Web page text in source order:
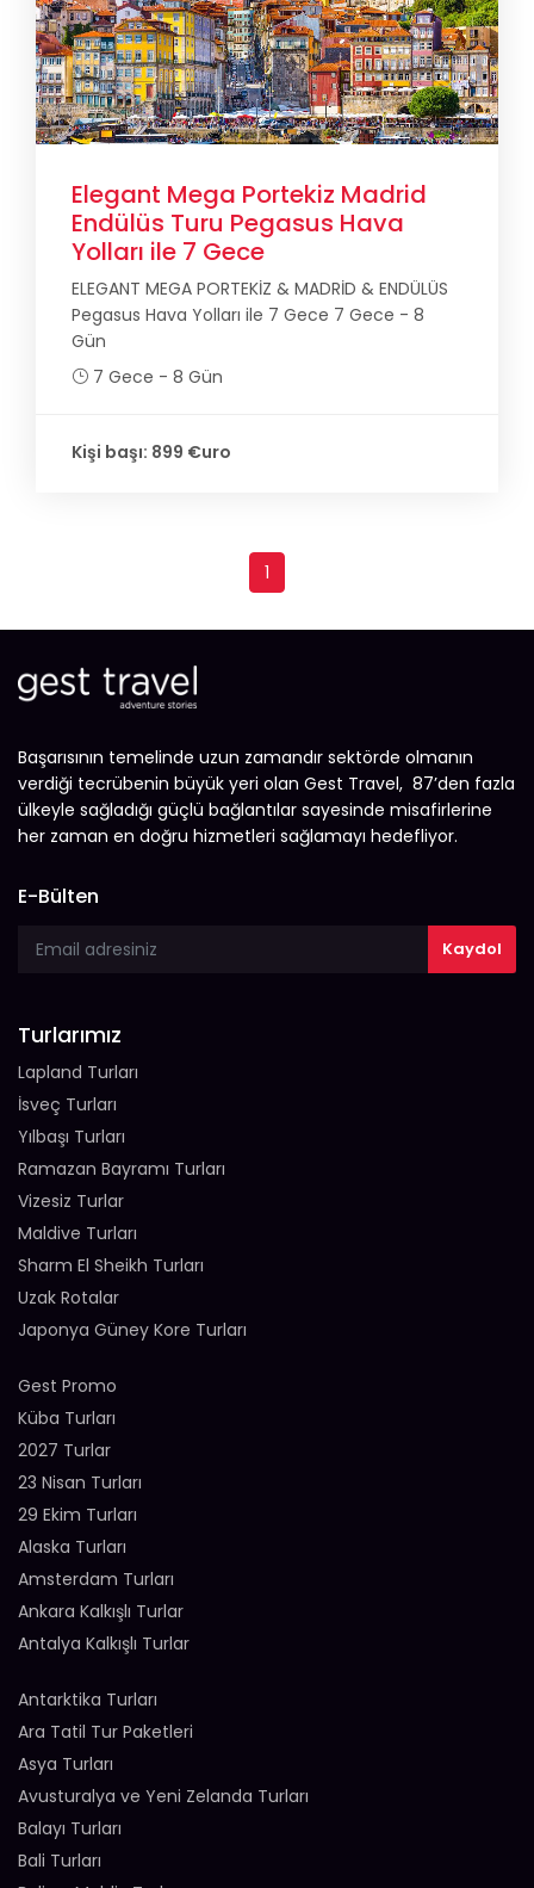
Elegant Mega Portekiz Madrid
Endülüs Turu Pegasus Hava
Yolları ile 7 Gece
ELEGANT MEGA PORTEKİZ & MADRİD & ENDÜLÜS
Pegasus Hava Yolları ile 7 Gece 7 Gece - 8
Gün
7 Gece - 8 Gün
Kişi başı: 899 €uro
1
Başarısının temelinde uzun zamandır sektörde olmanın
verdiği tecrübenin büyük yeri olan Gest Travel, 87’den fazla
ülkeyle sağladığı güçlü bağlantılar sayesinde misafirlerine
her zaman en doğru hizmetleri sağlamayı hedefliyor.
E-Bülten
Turlarımız
Lapland Turları
İsveç Turları
Yılbaşı Turları
Ramazan Bayramı Turları
Vizesiz Turlar
Maldive Turları
Sharm El Sheikh Turları
Uzak Rotalar
Japonya Güney Kore Turları
Gest Promo
Küba Turları
2027 Turlar
23 Nisan Turları
29 Ekim Turları
Alaska Turları
Amsterdam Turları
Ankara Kalkışlı Turlar
Antalya Kalkışlı Turlar
Antarktika Turları
Ara Tatil Tur Paketleri
Asya Turları
Avusturalya ve Yeni Zelanda Turları
Balayı Turları
Bali Turları